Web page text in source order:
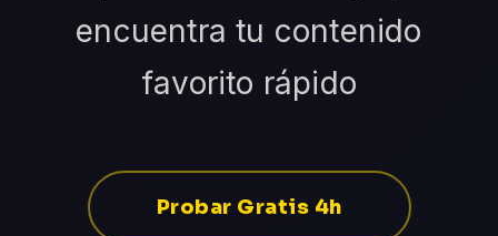
encuentra tu contenido
favorito rápido
Probar Gratis 4h